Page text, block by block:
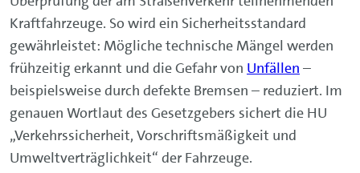
Kraftfahrzeuge. So wird ein Sicherheitsstandard
gewährleistet: Mögliche technische Mängel werden
frühzeitig erkannt und die Gefahr von Unfällen –
beispielsweise durch defekte Bremsen – reduziert. Im
genauen Wortlaut des Gesetzgebers sichert die HU
„Verkehrssicherheit, Vorschriftsmäßigkeit und
Umweltverträglichkeit“ der Fahrzeuge.